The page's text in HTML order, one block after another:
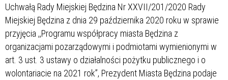
Uchwałą Rady Miejskiej Będzina Nr XXVII/201/2020 Rady
Miejskiej Będzina z dnia 29 października 2020 roku w sprawie
przyjęcia ,,Programu współpracy miasta Będzina z
organizacjami pozarządowymi i podmiotami wymienionymi w
art. 3 ust. 3 ustawy o działalności pożytku publicznego i o
wolontariacie na 2021 rok”, Prezydent Miasta Będzina podaje